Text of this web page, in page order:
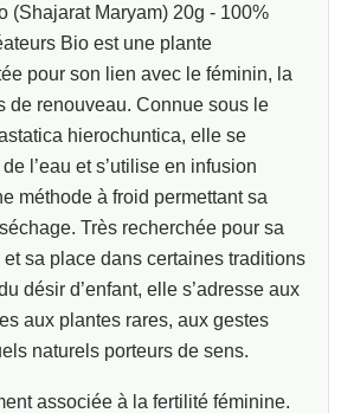
(Shajarat Maryam) 20g - 100%
Bio est une plante
pour son lien avec le féminin, la
de renouveau. Connue sous le
hierochuntica, elle se
l’eau et s’utilise en infusion
méthode à froid permettant sa
Très recherchée pour sa
sa place dans certaines traditions
désir d’enfant, elle s’adresse aux
aux plantes rares, aux gestes
naturels porteurs de sens.
associée à la fertilité féminine.